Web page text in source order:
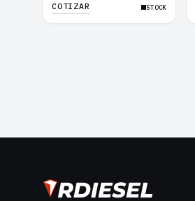
3512B 3516B 3516C 854G
COTIZAR STOCK